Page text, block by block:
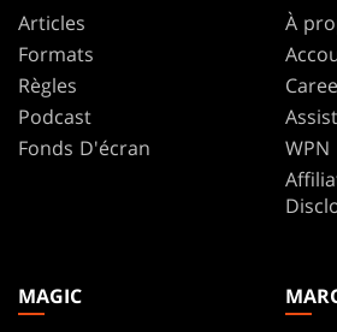
Articles
Formats
Règles
Podcast
Fonds D'écran
À
WPN
MAGIC